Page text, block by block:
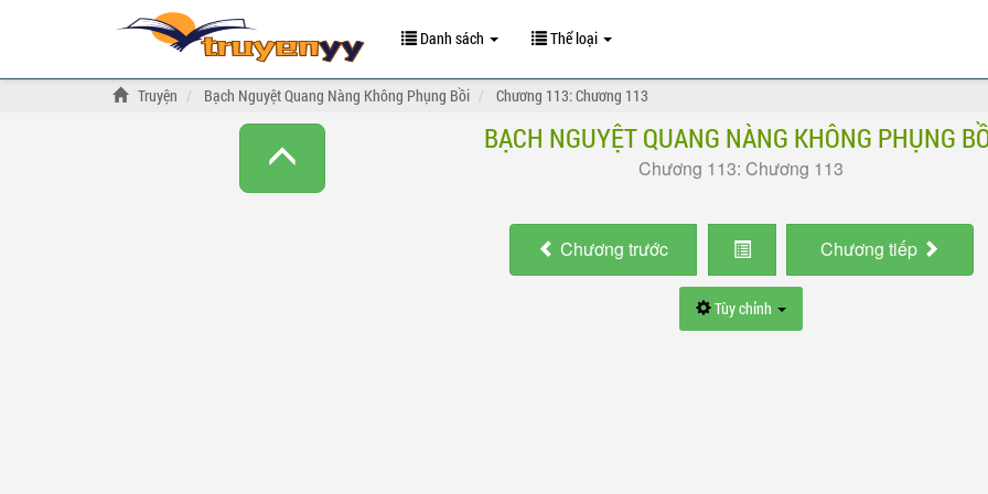
Danh sách Thể loại
Truyện Bạch Nguyệt Quang Nàng Không Phụng Bồi Chương 113: Chương 113
BẠCH NGUYỆT QUANG NÀNG KHÔNG PHỤNG
Chương 113: Chương 113
Chương trước Chương tiếp
Tùy chỉnh